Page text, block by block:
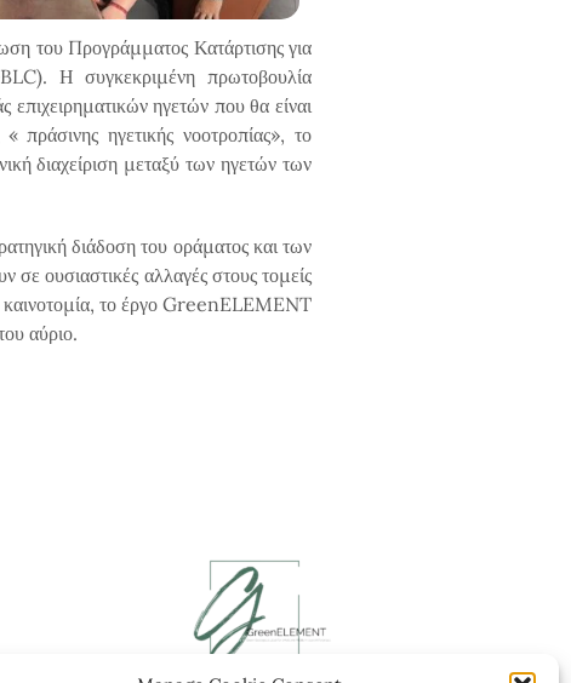
του Προγράμματος Κατάρτισης για
Η συγκεκριμένη πρωτοβουλία
επιχειρηματικών ηγετών που θα είναι
ηγετικής νοοτροπίας», το
διαχείριση μεταξύ των ηγετών των
διάδοση του οράματος και των
ουσιαστικές αλλαγές στους τομείς
καινοτομία, το έργο GreenELEMENT
αύριο.